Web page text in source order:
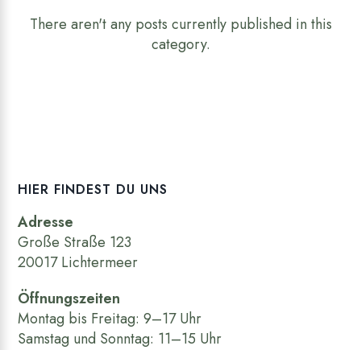
There aren't any posts currently published in this
category.
HIER FINDEST DU UNS
Adresse
Große Straße 123
20017 Lichtermeer
Öffnungszeiten
Montag bis Freitag: 9–17 Uhr
Samstag und Sonntag: 11–15 Uhr